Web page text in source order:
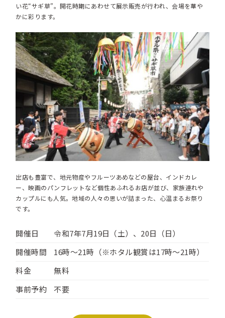
い花“サギ草”。開花時期にあわせて展示販売が行われ、会場を華や
かに彩ります。
出店も豊富で、地元物産やフルーツあめなどの屋台、インドカレ
ー、映画のパンフレットなど個性あふれるお店が並び、家族連れや
カップルにも人気。地域の人々の思いが詰まった、心温まるお祭り
です。
開催日
令和7年7月19日（土）、20日（日）
開催時間
16時～21時（※ホタル観賞は17時～21時）
料金
無料
事前予約
不要